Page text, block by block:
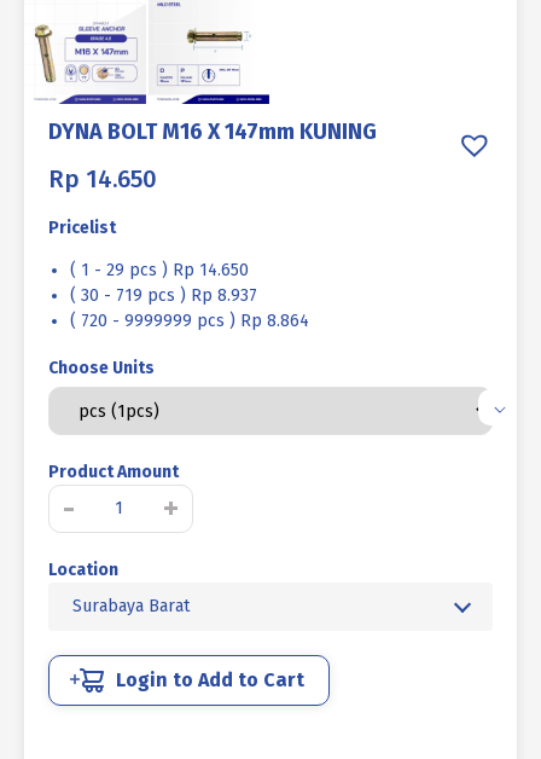
DYNA BOLT M16 X 147mm KUNING
Rp 14.650
Pricelist
( 1 - 29 pcs ) Rp 14.650
( 30 - 719 pcs ) Rp 8.937
( 720 - 9999999 pcs ) Rp 8.864
Choose Units
Product Amount
-
Kuantitas
M16
X
+
Location
Surabaya Barat
Login to Add to Cart